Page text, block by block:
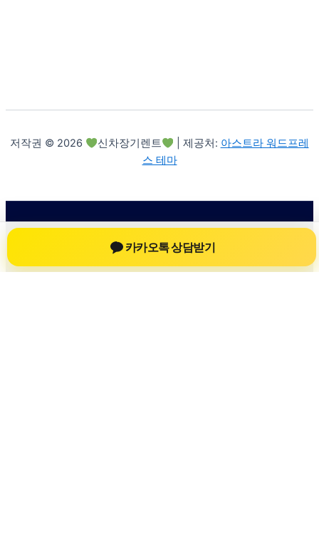
저작권 © 2026 신차장기렌트 | 제공처: 아스트라 워드프레
스 테마
카카오톡 상담받기